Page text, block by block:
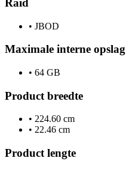
Raid
• JBOD
Maximale interne opslag
• 64 GB
Product breedte
• 224.60 cm
• 22.46 cm
Product lengte